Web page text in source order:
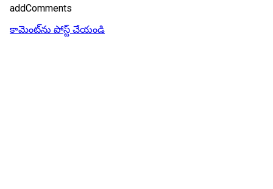
addComments
కామెంట్‌ను పోస్ట్ చేయండి